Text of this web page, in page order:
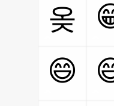
옺
😄